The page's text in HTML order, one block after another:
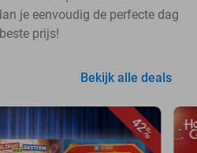
je eenvoudig de perfecte dag
prijs!
Bekijk alle deals
42%